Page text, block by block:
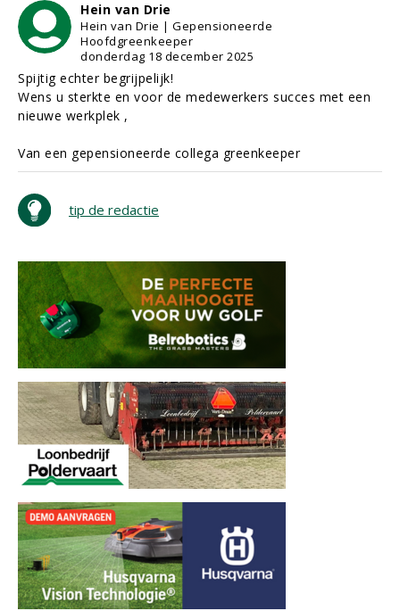
Hein van Drie
Hein van Drie | Gepensioneerde
Hoofdgreenkeeper
donderdag 18 december 2025
Spijtig echter begrijpelijk!
Wens u sterkte en voor de medewerkers succes met een
nieuwe werkplek ,
Van een gepensioneerde collega greenkeeper
tip de redactie